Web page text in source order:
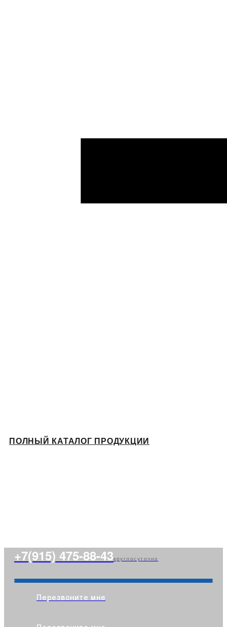
ПОЛНЫЙ КАТАЛОГ ПРОДУКЦИИ
+7(915) 475-88-43круглосуточно
Перезвоните мне